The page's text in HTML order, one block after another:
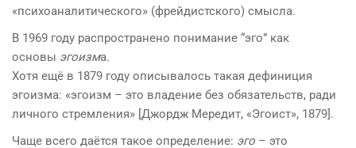
«психоаналитического» (фрейдистского) смысла.
В 1969 году распространено понимание “эго” как
основы эгоизма.
Хотя ещё в 1879 году описывалось такая дефиниция
эгоизма: «эгоизм – это владение без обязательств, ради
личного стремления» [Джордж Мередит, «Эгоист», 1879].
Чаще всего даётся такое определение: эго – это